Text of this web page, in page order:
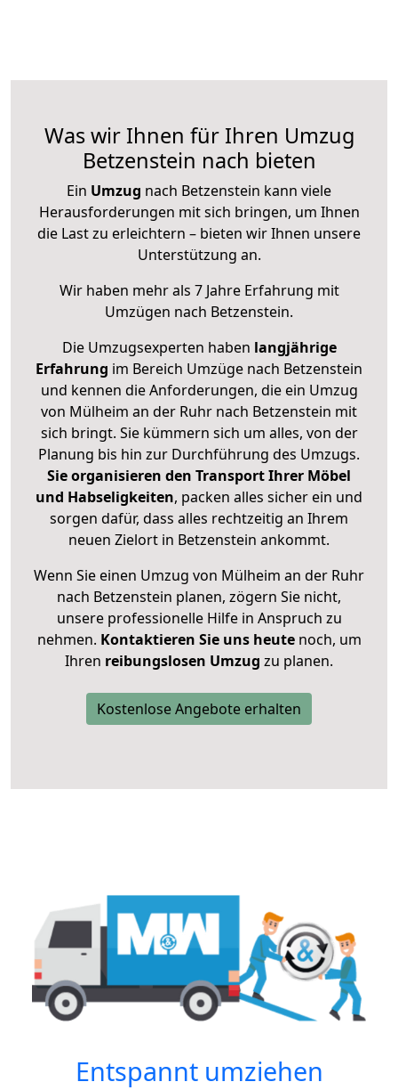
Was wir Ihnen für Ihren Umzug
Betzenstein nach bieten
Ein Umzug nach Betzenstein kann viele
Herausforderungen mit sich bringen, um Ihnen
die Last zu erleichtern – bieten wir Ihnen unsere
Unterstützung an.
Wir haben mehr als 7 Jahre Erfahrung mit
Umzügen nach Betzenstein.
Die Umzugsexperten haben langjährige
Erfahrung im Bereich Umzüge nach Betzenstein
und kennen die Anforderungen, die ein Umzug
von Mülheim an der Ruhr nach Betzenstein mit
sich bringt. Sie kümmern sich um alles, von der
Planung bis hin zur Durchführung des Umzugs.
Sie organisieren den Transport Ihrer Möbel
und Habseligkeiten, packen alles sicher ein und
sorgen dafür, dass alles rechtzeitig an Ihrem
neuen Zielort in Betzenstein ankommt.
Wenn Sie einen Umzug von Mülheim an der Ruhr
nach Betzenstein planen, zögern Sie nicht,
unsere professionelle Hilfe in Anspruch zu
nehmen. Kontaktieren Sie uns heutenoch, um
Ihren reibungslosen Umzug zu planen.
Kostenlose Angebote erhalten
Entspannt umziehen